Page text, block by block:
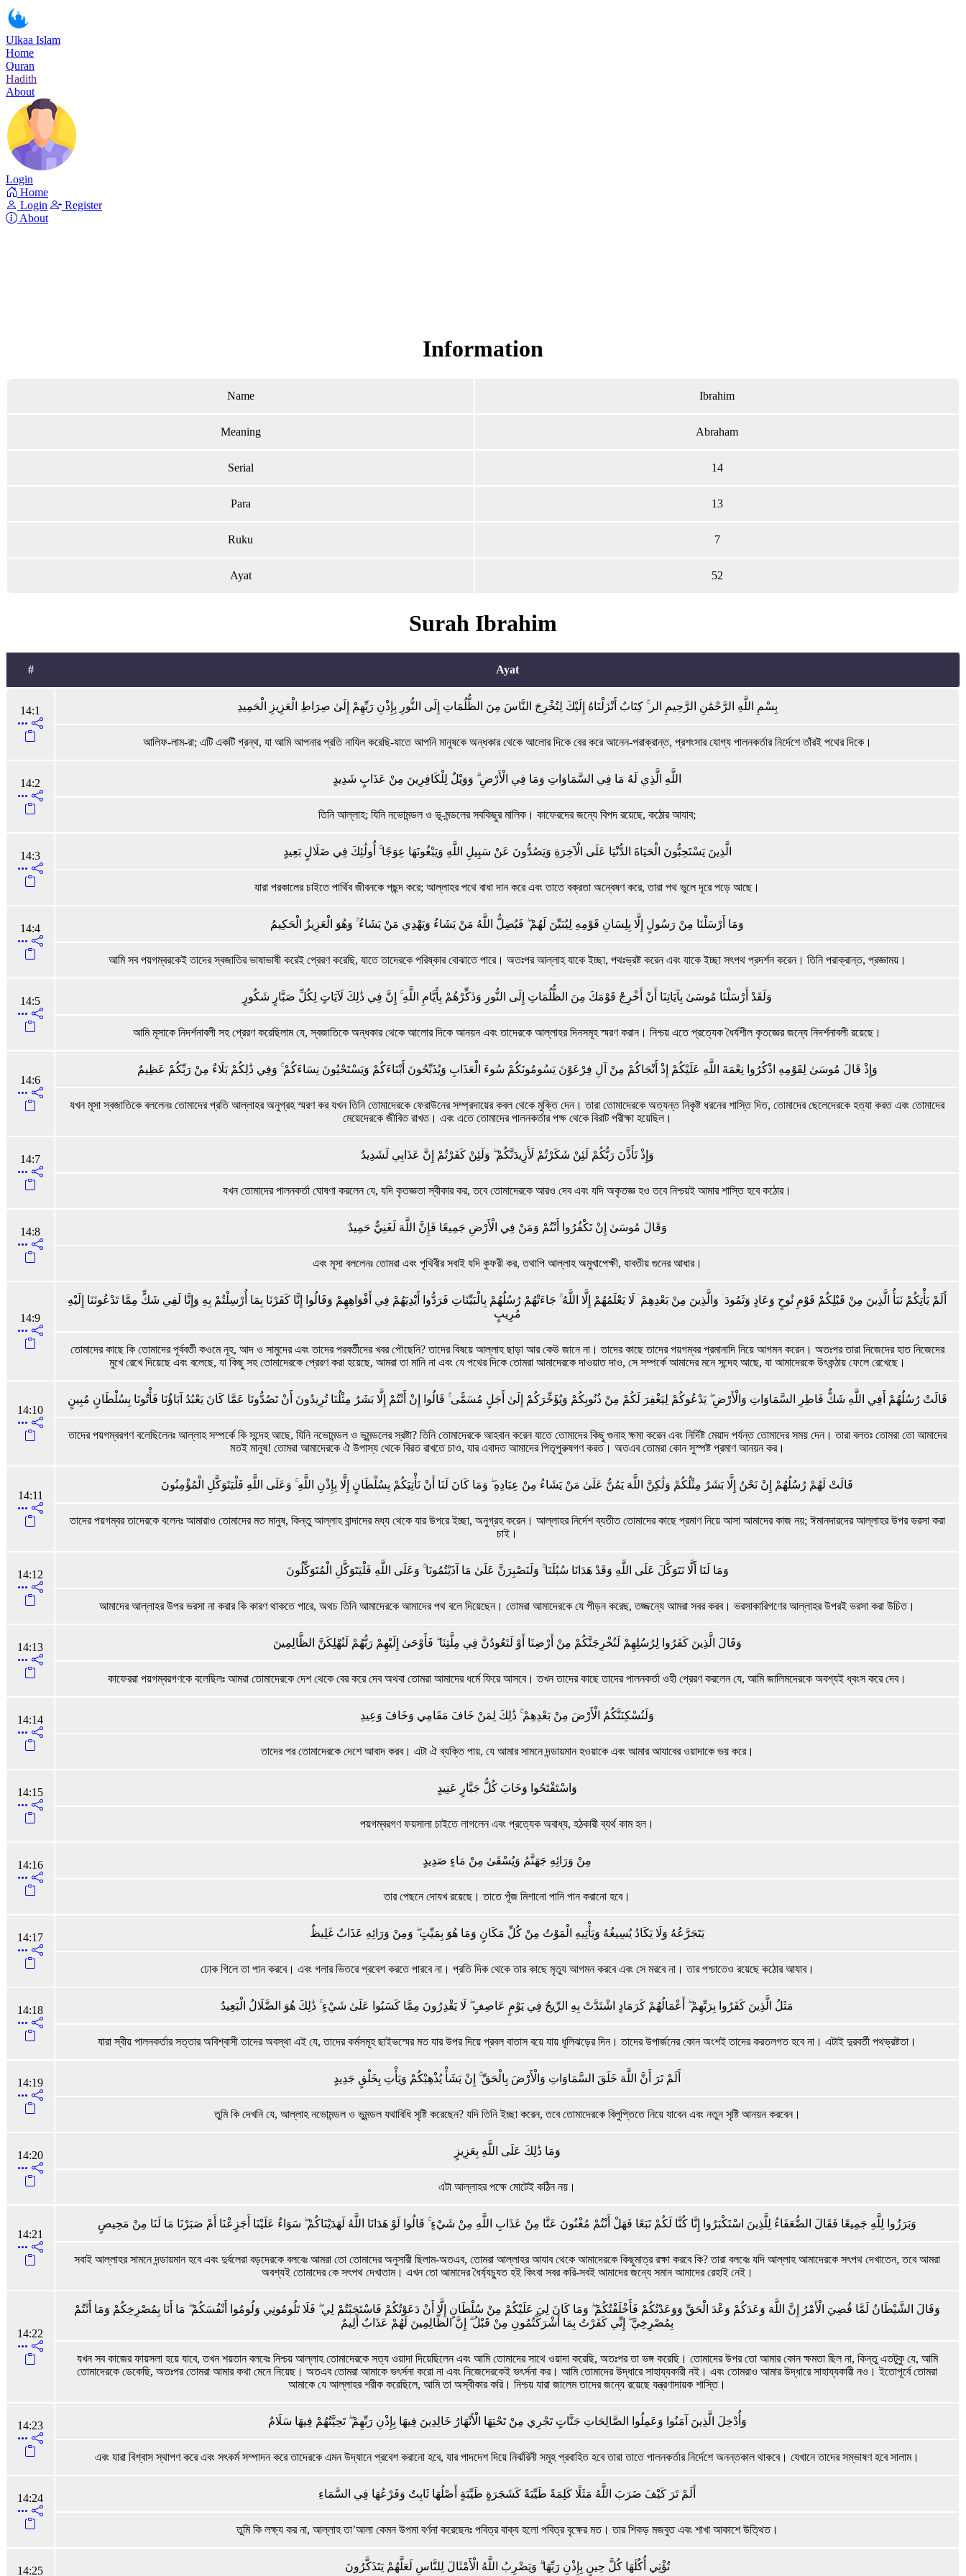
Ulkaa Islam
Home
Quran
Hadith
About
Login
Home
Login
Register
About
Information
Name Ibrahim
Meaning Abraham
Serial 14
Para 13
Ruku 7
Ayat 52
Surah Ibrahim
# Ayat
14:1 بِسْمِ اللَّهِ الرَّحْمَٰنِ الرَّحِيمِ الر ۚ كِتَابٌ أَنْزَلْنَاهُ إِلَيْكَ لِتُخْرِجَ النَّاسَ مِنَ الظُّلُمَاتِ إِلَى النُّورِ بِإِذْنِ رَبِّهِمْ إِلَىٰ صِرَاطِ الْعَزِيزِ الْحَمِيدِ
আলিফ-লাম-রা; এটি একটি গ্রন্থ, যা আমি আপনার প্রতি নাযিল করেছি-যাতে আপনি মানুষকে অন্ধকার থেকে আলোর দিকে বের করে আনেন-পরাক্রান্ত, প্রশংসার যোগ্য পালনকর্তার নির্দেশে তাঁরই পথের দিকে।
14:2 اللَّهِ الَّذِي لَهُ مَا فِي السَّمَاوَاتِ وَمَا فِي الْأَرْضِ ۗ وَوَيْلٌ لِلْكَافِرِينَ مِنْ عَذَابٍ شَدِيدٍ
তিনি আল্লাহ; যিনি নভোমন্ডল ও ভূ-মন্ডলের সবকিছুর মালিক। কাফেরদের জন্যে বিপদ রয়েছে, কঠোর আযাব;
14:3 الَّذِينَ يَسْتَحِبُّونَ الْحَيَاةَ الدُّنْيَا عَلَى الْآخِرَةِ وَيَصُدُّونَ عَنْ سَبِيلِ اللَّهِ وَيَبْغُونَهَا عِوَجًا ۚ أُولَٰئِكَ فِي ضَلَالٍ بَعِيدٍ
যারা পরকালের চাইতে পার্থিব জীবনকে পছন্দ করে; আল্লাহর পথে বাধা দান করে এবং তাতে বক্রতা অন্বেষণ করে, তারা পথ ভুলে দূরে পড়ে আছে।
14:4 وَمَا أَرْسَلْنَا مِنْ رَسُولٍ إِلَّا بِلِسَانِ قَوْمِهِ لِيُبَيِّنَ لَهُمْ ۖ فَيُضِلُّ اللَّهُ مَنْ يَشَاءُ وَيَهْدِي مَنْ يَشَاءُ ۚ وَهُوَ الْعَزِيزُ الْحَكِيمُ
আমি সব পয়গম্বরকেই তাদের স্বজাতির ভাষাভাষী করেই প্রেরণ করেছি, যাতে তাদেরকে পরিষ্কার বোঝাতে পারে। অতঃপর আল্লাহ যাকে ইচ্ছা, পথঃভ্রষ্ট করেন এবং যাকে ইচ্ছা সৎপথ প্রদর্শন করেন। তিনি পরাক্রান্ত, প্রজ্ঞাময়।
14:5 وَلَقَدْ أَرْسَلْنَا مُوسَىٰ بِآيَاتِنَا أَنْ أَخْرِجْ قَوْمَكَ مِنَ الظُّلُمَاتِ إِلَى النُّورِ وَذَكِّرْهُمْ بِأَيَّامِ اللَّهِ ۚ إِنَّ فِي ذَٰلِكَ لَآيَاتٍ لِكُلِّ صَبَّارٍ شَكُورٍ
আমি মূসাকে নিদর্শনাবলী সহ প্রেরণ করেছিলাম যে, স্বজাতিকে অন্ধকার থেকে আলোর দিকে আনয়ন এবং তাদেরকে আল্লাহর দিনসমূহ স্মরণ করান। নিশ্চয় এতে প্রত্যেক ধৈর্যশীল কৃতজ্ঞের জন্যে নিদর্শনাবলী রয়েছে।
14:6
وَإِذْ قَالَ مُوسَىٰ لِقَوْمِهِ اذْكُرُوا نِعْمَةَ اللَّهِ عَلَيْكُمْ إِذْ أَنْجَاكُمْ مِنْ آلِ فِرْعَوْنَ يَسُومُونَكُمْ سُوءَ الْعَذَابِ وَيُذَبِّحُونَ أَبْنَاءَكُمْ وَيَسْتَحْيُونَ نِسَاءَكُمْ ۚ وَفِي ذَٰلِكُمْ بَلَاءٌ مِنْ رَبِّكُمْ عَظِيمٌ
যখন মূসা স্বজাতিকে বললেনঃ তোমাদের প্রতি আল্লাহর অনুগ্রহ স্মরণ কর যখন তিনি তোমাদেরকে ফেরাউনের সম্প্রদায়ের কবল থেকে মুক্তি দেন। তারা তোমাদেরকে অত্যন্ত নিকৃষ্ট ধরনের শাস্তি দিত, তোমাদের ছেলেদেরকে হত্যা করত এবং তোমাদের
মেয়েদেরকে জীবিত রাখত। এবং এতে তোমাদের পালনকর্তার পক্ষ থেকে বিরাট পরীক্ষা হয়েছিল।
14:7 وَإِذْ تَأَذَّنَ رَبُّكُمْ لَئِنْ شَكَرْتُمْ لَأَزِيدَنَّكُمْ ۖ وَلَئِنْ كَفَرْتُمْ إِنَّ عَذَابِي لَشَدِيدٌ
যখন তোমাদের পালনকর্তা ঘোষণা করলেন যে, যদি কৃতজ্ঞতা স্বীকার কর, তবে তোমাদেরকে আরও দেব এবং যদি অকৃতজ্ঞ হও তবে নিশ্চয়ই আমার শাস্তি হবে কঠোর।
14:8 وَقَالَ مُوسَىٰ إِنْ تَكْفُرُوا أَنْتُمْ وَمَنْ فِي الْأَرْضِ جَمِيعًا فَإِنَّ اللَّهَ لَغَنِيٌّ حَمِيدٌ
এবং মূসা বললেনঃ তোমরা এবং পৃথিবীর সবাই যদি কুফরী কর, তথাপি আল্লাহ অমুখাপেক্ষী, যাবতীয় গুনের আধার।
14:9
أَلَمْ يَأْتِكُمْ نَبَأُ الَّذِينَ مِنْ قَبْلِكُمْ قَوْمِ نُوحٍ وَعَادٍ وَثَمُودَ ۛ وَالَّذِينَ مِنْ بَعْدِهِمْ ۛ لَا يَعْلَمُهُمْ إِلَّا اللَّهُ ۚ جَاءَتْهُمْ رُسُلُهُمْ بِالْبَيِّنَاتِ فَرَدُّوا أَيْدِيَهُمْ فِي أَفْوَاهِهِمْ وَقَالُوا إِنَّا كَفَرْنَا بِمَا أُرْسِلْتُمْ بِهِ وَإِنَّا لَفِي شَكٍّ مِمَّا تَدْعُونَنَا إِلَيْهِ
مُرِيبٍ
তোমাদের কাছে কি তোমাদের পূর্ববর্তী কওমে নূহ, আদ ও সামুদের এবং তাদের পরবর্তীদের খবর পৌছেনি? তাদের বিষয়ে আল্লাহ ছাড়া আর কেউ জানে না। তাদের কাছে তাদের পয়গম্বর প্রমানাদি নিয়ে আগমন করেন। অতঃপর তারা নিজেদের হাত নিজেদের
মুখে রেখে দিয়েছে এবং বলেছে, যা কিছু সহ তোমাদেরকে প্রেরণ করা হয়েছে, আমরা তা মানি না এবং যে পথের দিকে তোমরা আমাদেরকে দাওয়াত দাও, সে সম্পর্কে আমাদের মনে সন্দেহ আছে, যা আমাদেরকে উৎকন্ঠায় ফেলে রেখেছে।
14:10
قَالَتْ رُسُلُهُمْ أَفِي اللَّهِ شَكٌّ فَاطِرِ السَّمَاوَاتِ وَالْأَرْضِ ۖ يَدْعُوكُمْ لِيَغْفِرَ لَكُمْ مِنْ ذُنُوبِكُمْ وَيُؤَخِّرَكُمْ إِلَىٰ أَجَلٍ مُسَمًّى ۚ قَالُوا إِنْ أَنْتُمْ إِلَّا بَشَرٌ مِثْلُنَا تُرِيدُونَ أَنْ تَصُدُّونَا عَمَّا كَانَ يَعْبُدُ آبَاؤُنَا فَأْتُونَا بِسُلْطَانٍ مُبِينٍ
তাদের পয়গম্বরগণ বলেছিলেনঃ আল্লাহ সম্পর্কে কি সন্দেহ আছে, যিনি নভোমন্ডল ও ভুমন্ডলের স্রষ্টা? তিনি তোমাদেরকে আহবান করেন যাতে তোমাদের কিছু গুনাহ ক্ষমা করেন এবং নির্দিষ্ট মেয়াদ পর্যন্ত তোমাদের সময় দেন। তারা বলতঃ তোমরা তো আমাদের
মতই মানুষ! তোমরা আমাদেরকে ঐ উপাস্য থেকে বিরত রাখতে চাও, যার এবাদত আমাদের পিতৃপুরুষগণ করত। অতএব তোমরা কোন সুস্পষ্ট প্রমাণ আনয়ন কর।
14:11
قَالَتْ لَهُمْ رُسُلُهُمْ إِنْ نَحْنُ إِلَّا بَشَرٌ مِثْلُكُمْ وَلَٰكِنَّ اللَّهَ يَمُنُّ عَلَىٰ مَنْ يَشَاءُ مِنْ عِبَادِهِ ۖ وَمَا كَانَ لَنَا أَنْ نَأْتِيَكُمْ بِسُلْطَانٍ إِلَّا بِإِذْنِ اللَّهِ ۚ وَعَلَى اللَّهِ فَلْيَتَوَكَّلِ الْمُؤْمِنُونَ
তাদের পয়গম্বর তাদেরকে বলেনঃ আমারাও তোমাদের মত মানুষ, কিন্তু আল্লাহ বান্দাদের মধ্য থেকে যার উপরে ইচ্ছা, অনুগ্রহ করেন। আল্লাহর নির্দেশ ব্যতীত তোমাদের কাছে প্রমাণ নিয়ে আসা আমাদের কাজ নয়; ঈমানদারদের আল্লাহর উপর ভরসা করা
চাই।
14:12 وَمَا لَنَا أَلَّا نَتَوَكَّلَ عَلَى اللَّهِ وَقَدْ هَدَانَا سُبُلَنَا ۚ وَلَنَصْبِرَنَّ عَلَىٰ مَا آذَيْتُمُونَا ۚ وَعَلَى اللَّهِ فَلْيَتَوَكَّلِ الْمُتَوَكِّلُونَ
আমাদের আল্লাহর উপর ভরসা না করার কি কারণ থাকতে পারে, অথচ তিনি আমাদেরকে আমাদের পথ বলে দিয়েছেন। তোমরা আমাদেরকে যে পীড়ন করেছ, তজ্জন্যে আমরা সবর করব। ভরসাকারিগণের আল্লাহর উপরই ভরসা করা উচিত।
14:13 وَقَالَ الَّذِينَ كَفَرُوا لِرُسُلِهِمْ لَنُخْرِجَنَّكُمْ مِنْ أَرْضِنَا أَوْ لَتَعُودُنَّ فِي مِلَّتِنَا ۖ فَأَوْحَىٰ إِلَيْهِمْ رَبُّهُمْ لَنُهْلِكَنَّ الظَّالِمِينَ
কাফেররা পয়গম্বরগণকে বলেছিলঃ আমরা তোমাদেরকে দেশ থেকে বের করে দেব অথবা তোমরা আমাদের ধর্মে ফিরে আসবে। তখন তাদের কাছে তাদের পালনকর্তা ওহী প্রেরণ করলেন যে, আমি জালিমদেরকে অবশ্যই ধ্বংস করে দেব।
14:14 وَلَنُسْكِنَنَّكُمُ الْأَرْضَ مِنْ بَعْدِهِمْ ۚ ذَٰلِكَ لِمَنْ خَافَ مَقَامِي وَخَافَ وَعِيدِ
তাদের পর তোমাদেরকে দেশে আবাদ করব। এটা ঐ ব্যক্তি পায়, যে আমার সামনে দন্ডায়মান হওয়াকে এবং আমার আযাবের ওয়াদাকে ভয় করে।
14:15 وَاسْتَفْتَحُوا وَخَابَ كُلُّ جَبَّارٍ عَنِيدٍ
পয়গম্বরগণ ফয়সালা চাইতে লাগলেন এবং প্রত্যেক অবাধ্য, হঠকারী ব্যর্থ কাম হল।
14:16 مِنْ وَرَائِهِ جَهَنَّمُ وَيُسْقَىٰ مِنْ مَاءٍ صَدِيدٍ
তার পেছনে দোযখ রয়েছে। তাতে পূঁজ মিশানো পানি পান করানো হবে।
14:17 يَتَجَرَّعُهُ وَلَا يَكَادُ يُسِيغُهُ وَيَأْتِيهِ الْمَوْتُ مِنْ كُلِّ مَكَانٍ وَمَا هُوَ بِمَيِّتٍ ۖ وَمِنْ وَرَائِهِ عَذَابٌ غَلِيظٌ
ঢোক গিলে তা পান করবে। এবং গলার ভিতরে প্রবেশ করতে পারবে না। প্রতি দিক থেকে তার কাছে মৃত্যু আগমন করবে এবং সে মরবে না। তার পশ্চাতেও রয়েছে কঠোর আযাব।
14:18 مَثَلُ الَّذِينَ كَفَرُوا بِرَبِّهِمْ ۖ أَعْمَالُهُمْ كَرَمَادٍ اشْتَدَّتْ بِهِ الرِّيحُ فِي يَوْمٍ عَاصِفٍ ۖ لَا يَقْدِرُونَ مِمَّا كَسَبُوا عَلَىٰ شَيْءٍ ۚ ذَٰلِكَ هُوَ الضَّلَالُ الْبَعِيدُ
যারা স্বীয় পালনকর্তার সত্তার অবিশ্বাসী তাদের অবস্থা এই যে, তাদের কর্মসমূহ ছাইভস্মের মত যার উপর দিয়ে প্রবল বাতাস বয়ে যায় ধূলিঝড়ের দিন। তাদের উপার্জনের কোন অংশই তাদের করতলগত হবে না। এটাই দুরবর্তী পথভ্রষ্টতা।
14:19 أَلَمْ تَرَ أَنَّ اللَّهَ خَلَقَ السَّمَاوَاتِ وَالْأَرْضَ بِالْحَقِّ ۚ إِنْ يَشَأْ يُذْهِبْكُمْ وَيَأْتِ بِخَلْقٍ جَدِيدٍ
তুমি কি দেখনি যে, আল্লাহ নভোমন্ডল ও ভুমন্ডল যথাবিধি সৃষ্টি করেছেন? যদি তিনি ইচ্ছা করেন, তবে তোমাদেরকে বিলুপ্তিতে নিয়ে যাবেন এবং নতুন সৃষ্টি আনয়ন করবেন।
14:20 وَمَا ذَٰلِكَ عَلَى اللَّهِ بِعَزِيزٍ
এটা আল্লাহর পক্ষে মোটেই কঠিন নয়।
14:21
وَبَرَزُوا لِلَّهِ جَمِيعًا فَقَالَ الضُّعَفَاءُ لِلَّذِينَ اسْتَكْبَرُوا إِنَّا كُنَّا لَكُمْ تَبَعًا فَهَلْ أَنْتُمْ مُغْنُونَ عَنَّا مِنْ عَذَابِ اللَّهِ مِنْ شَيْءٍ ۚ قَالُوا لَوْ هَدَانَا اللَّهُ لَهَدَيْنَاكُمْ ۖ سَوَاءٌ عَلَيْنَا أَجَزِعْنَا أَمْ صَبَرْنَا مَا لَنَا مِنْ مَحِيصٍ
সবাই আল্লাহর সামনে দন্ডায়মান হবে এবং দুর্বলেরা বড়দেরকে বলবেঃ আমরা তো তোমাদের অনুসারী ছিলাম-অতএব, তোমরা আল্লাহর আযাব থেকে আমাদেরকে কিছুমাত্র রক্ষা করবে কি? তারা বলবেঃ যদি আল্লাহ আমাদেরকে সৎপথ দেখাতেন, তবে আমরা
অবশ্যই তোমাদের কে সৎপথ দেখাতাম। এখন তো আমাদের ধৈর্য্যচ্যুত হই কিংবা সবর করি-সবই আমাদের জন্যে সমান আমাদের রেহাই নেই।
14:22
وَقَالَ الشَّيْطَانُ لَمَّا قُضِيَ الْأَمْرُ إِنَّ اللَّهَ وَعَدَكُمْ وَعْدَ الْحَقِّ وَوَعَدْتُكُمْ فَأَخْلَفْتُكُمْ ۖ وَمَا كَانَ لِيَ عَلَيْكُمْ مِنْ سُلْطَانٍ إِلَّا أَنْ دَعَوْتُكُمْ فَاسْتَجَبْتُمْ لِي ۖ فَلَا تَلُومُونِي وَلُومُوا أَنْفُسَكُمْ ۖ مَا أَنَا بِمُصْرِخِكُمْ وَمَا أَنْتُمْ
بِمُصْرِخِيَّ ۖ إِنِّي كَفَرْتُ بِمَا أَشْرَكْتُمُونِ مِنْ قَبْلُ ۗ إِنَّ الظَّالِمِينَ لَهُمْ عَذَابٌ أَلِيمٌ
যখন সব কাজের ফায়সলা হয়ে যাবে, তখন শয়তান বলবেঃ নিশ্চয় আল্লাহ তোমাদেরকে সত্য ওয়াদা দিয়েছিলেন এবং আমি তোমাদের সাথে ওয়াদা করেছি, অতঃপর তা ভঙ্গ করেছি। তোমাদের উপর তো আমার কোন ক্ষমতা ছিল না, কিন্তু এতটুকু যে, আমি
তোমাদেরকে ডেকেছি, অতঃপর তোমরা আমার কথা মেনে নিয়েছ। অতএব তোমরা আমাকে ভৎর্সনা করো না এবং নিজেদেরকেই ভৎর্সনা কর। আমি তোমাদের উদ্ধারে সাহায্যকারী নই। এবং তোমরাও আমার উদ্ধারে সাহায্যকারী নও। ইতোপূর্বে তোমরা
আমাকে যে আল্লাহর শরীক করেছিলে, আমি তা অস্বীকার করি। নিশ্চয় যারা জালেম তাদের জন্যে রয়েছে যন্ত্রণাদায়ক শাস্তি।
14:23 وَأُدْخِلَ الَّذِينَ آمَنُوا وَعَمِلُوا الصَّالِحَاتِ جَنَّاتٍ تَجْرِي مِنْ تَحْتِهَا الْأَنْهَارُ خَالِدِينَ فِيهَا بِإِذْنِ رَبِّهِمْ ۖ تَحِيَّتُهُمْ فِيهَا سَلَامٌ
এবং যারা বিশ্বাস স্থাপণ করে এবং সৎকর্ম সম্পাদন করে তাদেরকে এমন উদ্যানে প্রবেশ করানো হবে, যার পাদদেশ দিয়ে নির্ঝরিনী সমূহ প্রবাহিত হবে তারা তাতে পালনকর্তার নির্দেশে অনন্তকাল থাকবে। যেখানে তাদের সম্ভাষণ হবে সালাম।
14:24 أَلَمْ تَرَ كَيْفَ ضَرَبَ اللَّهُ مَثَلًا كَلِمَةً طَيِّبَةً كَشَجَرَةٍ طَيِّبَةٍ أَصْلُهَا ثَابِتٌ وَفَرْعُهَا فِي السَّمَاءِ
তুমি কি লক্ষ্য কর না, আল্লাহ তা’আলা কেমন উপমা বর্ণনা করেছেনঃ পবিত্র বাক্য হলো পবিত্র বৃক্ষের মত। তার শিকড় মজবুত এবং শাখা আকাশে উত্থিত।
14:25 تُؤْتِي أُكُلَهَا كُلَّ حِينٍ بِإِذْنِ رَبِّهَا ۗ وَيَضْرِبُ اللَّهُ الْأَمْثَالَ لِلنَّاسِ لَعَلَّهُمْ يَتَذَكَّرُونَ